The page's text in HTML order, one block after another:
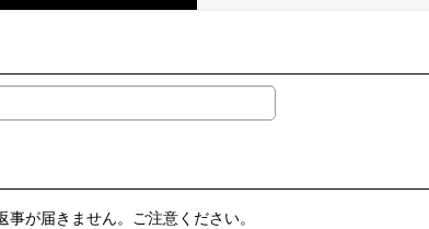
が届きません。ご注意ください。